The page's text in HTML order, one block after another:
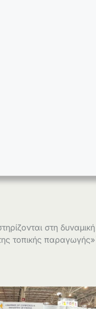
στη δυναμική
τοπικής παραγωγής»